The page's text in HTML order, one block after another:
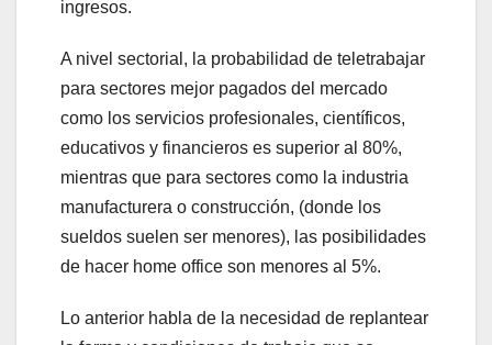
ingresos.
A nivel sectorial, la probabilidad de teletrabajar
para sectores mejor pagados del mercado
como los servicios profesionales, científicos,
educativos y financieros es superior al 80%,
mientras que para sectores como la industria
manufacturera o construcción, (donde los
sueldos suelen ser menores), las posibilidades
de hacer home office son menores al 5%.
Lo anterior habla de la necesidad de replantear